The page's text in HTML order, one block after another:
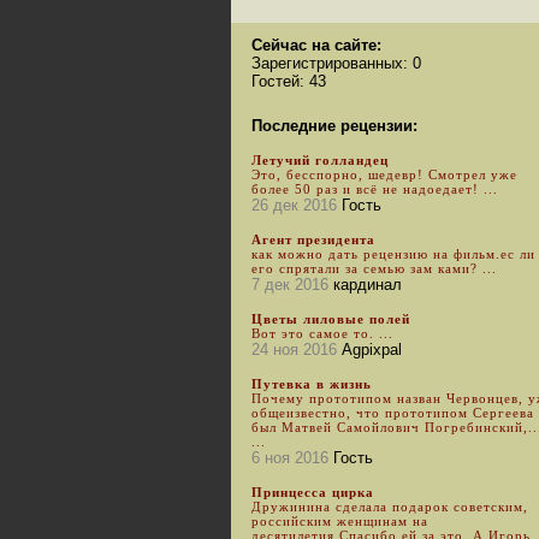
Сейчас на сайте:
Зарегистрированных: 0
Гостей: 43
Последние рецензии:
Летучий голландец
Это, бесспорно, шедевр! Смотрел уже
более 50 раз и всё не надоедает! ...
26 дек 2016 Гость
Агент президента
как можно дать рецензию на фильм.ес ли
его спрятали за семью зам ками? ...
7 дек 2016 кардинал
Цветы лиловые полей
Вот это самое то. ...
24 ноя 2016 Agpixpal
Путевка в жизнь
Почему прототипом назван Червонцев,
общеизвестно, что прототипом Сергеева
был Матвей Самойлович
6 ноя 2016 Гость
Принцесса цирка
Дружинина сделала подарок советским,
российским женщинам на
десятилетия.Спасибо ей за это. А Игорь